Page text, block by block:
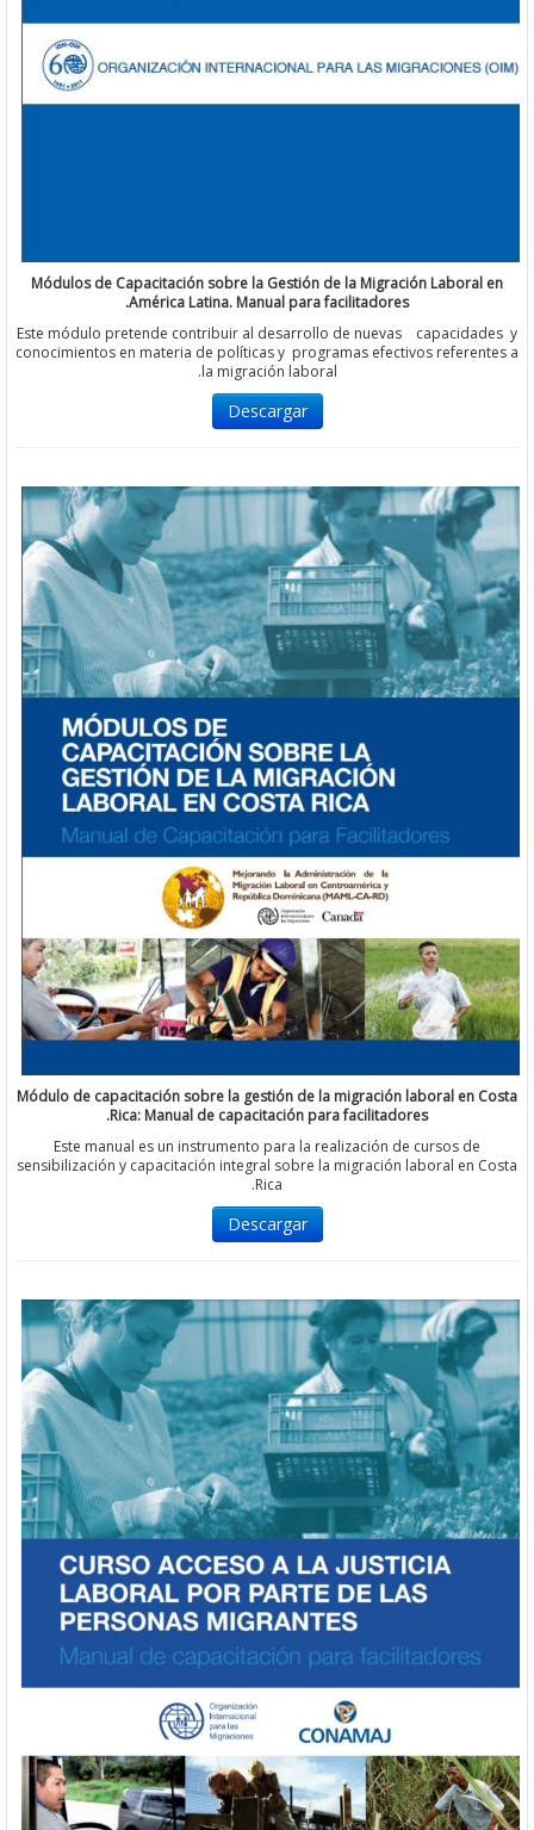
Módulos de Capacitación sobre la Gestión de la Migración
América Latina. Manual para facilitadores.
Este módulo pretende contribuir al desarrollo de nuevas
conocimientos en materia de políticas y programas efectivos
la migración laboral.
Descargar
Módulo de capacitación sobre la gestión de la migración laboral
Rica: Manual de capacitación para facilitadores.
Este manual es un instrumento para la realización de cursos
sensibilización y capacitación integral sobre la migración laboral
Descargar